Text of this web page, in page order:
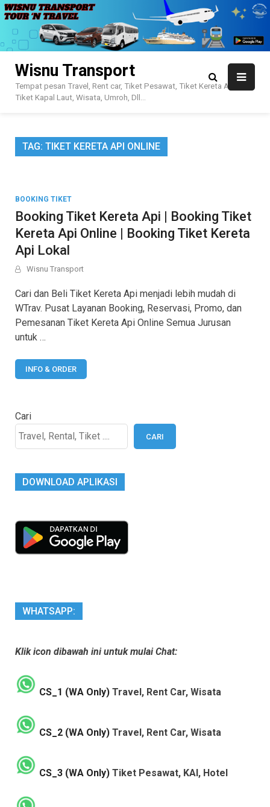
Skip
to
content
Wisnu Transport
Tempat pesan Travel, Rent car, Tiket Pesawat, Tiket Kereta Api,
Tiket Kapal Laut, Wisata, Umroh, Dll…
TAG: TIKET KERETA API ONLINE
BOOKING TIKET
Booking Tiket Kereta Api | Booking Tiket
Kereta Api Online | Booking Tiket Kereta
Api Lokal
Wisnu Transport
Cari dan Beli Tiket Kereta Api menjadi lebih mudah di
WTrav. Pusat Layanan Booking, Reservasi, Promo, dan
Pemesanan Tiket Kereta Api Online Semua Jurusan
untuk …
INFO & ORDER
Cari
CARI
DOWNLOAD APLIKASI
WHATSAPP:
Klik icon dibawah ini untuk mulai Chat:
CS_1 (WA Only) Travel, Rent Car, Wisata
CS_2 (WA Only) Travel, Rent Car, Wisata
CS_3 (WA Only) Tiket Pesawat, KAI, Hotel